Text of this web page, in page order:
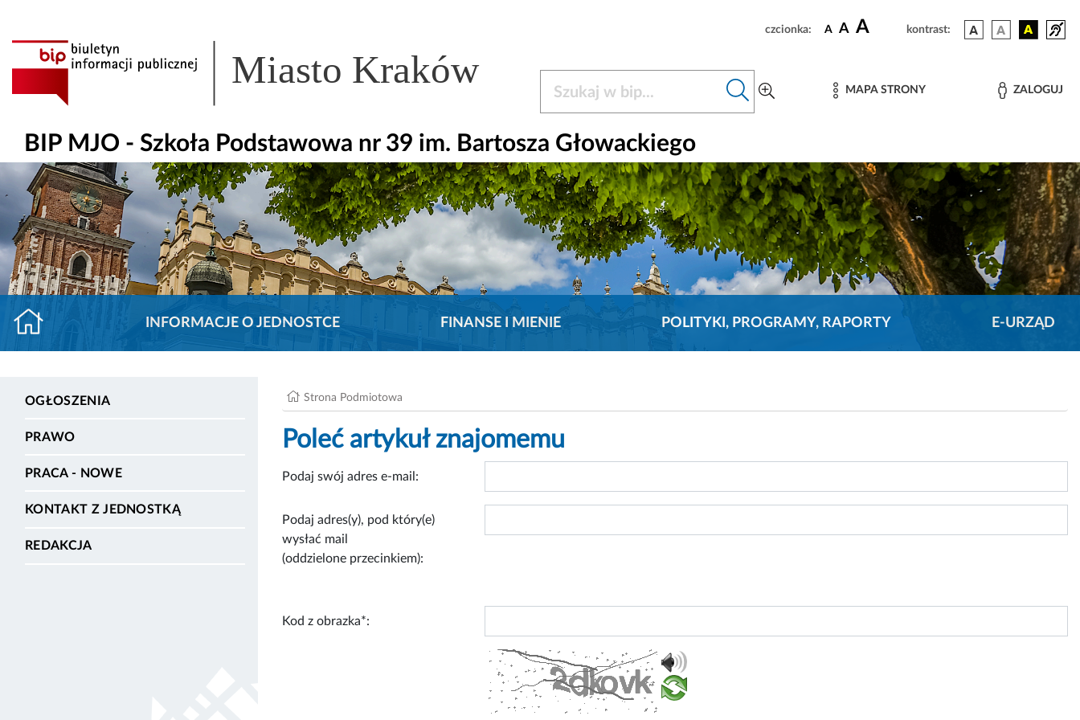
czcionka: A A A kontrast:
Miasto Kraków MAPA STRONY ZALOGUJ
BIP MJO - Szkoła Podstawowa nr 39 im. Bartosza Głowackiego
INFORMACJE O JEDNOSTCE FINANSE I MIENIE POLITYKI, PROGRAMY, RAPORTY E-URZĄD
OGŁOSZENIA
PRAWO
PRACA - NOWE
KONTAKT Z JEDNOSTKĄ
REDAKCJA
Strona Podmiotowa
Poleć artykuł znajomemu
Podaj swój adres e-mail:
Podaj adres(y), pod który(e)
wysłać mail
(oddzielone przecinkiem):
Kod z obrazka*: